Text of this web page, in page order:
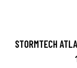
STORMTECH